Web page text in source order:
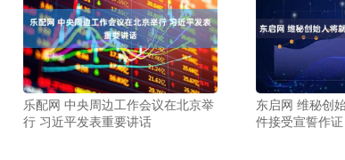
乐配网 中央周边工作会议在北京举
行 习近平发表重要讲话
东启网 维秘创
件接受宣誓作证